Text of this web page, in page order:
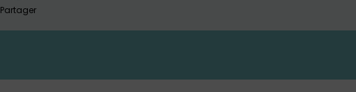
Partager